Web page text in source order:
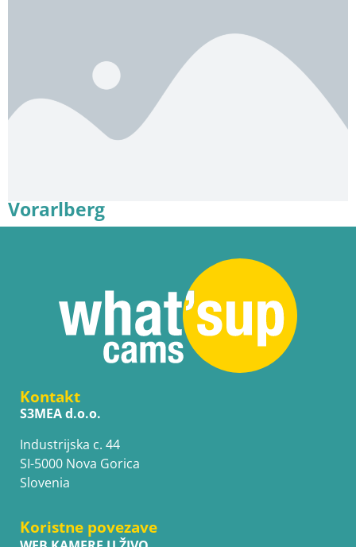
Vorarlberg
Kontakt
S3MEA d.o.o.
Industrijska c. 44
SI-5000 Nova Gorica
Slovenia
Koristne povezave